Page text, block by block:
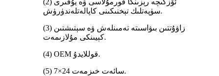
(2) ئۆزگىچە رېزىنكا فورمۇلاسى ۋە يۇقىرى
سۈپەتلىك تېخنىكىنى كاپالەتلەندۈرۈش.
(3) زاۋۇتتىن بىۋاسىتە تەمىنلەش ۋە سېتىشتىن
كېيىنكى مۇلازىمەت.
(4) OEM قوللايدۇ.
(5) 7×24 سائەت خىزمەت.